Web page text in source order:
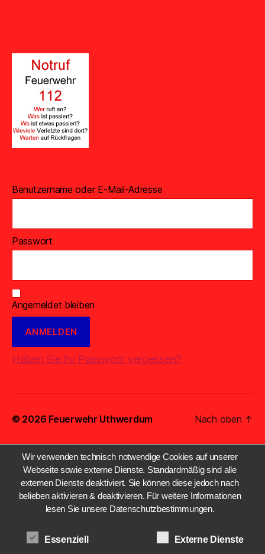
Benutzername oder E-Mail-Adresse
Passwort
Angemeldet bleiben
Haben Sie Ihr Passwort vergessen?
© 2026 Feuerwehr Uthwerdum Nach oben ↑
Wir verwenden technisch notwendige Cookies auf unserer
Webseite sowie externe Dienste. Standardmäßig sind alle
externen Dienste deaktiviert. Sie können diese jedoch nach
belieben aktivieren & deaktivieren. Für weitere Informationen
lesen Sie unsere Datenschutzbestimmungen.
Essenziell Externe Dienste